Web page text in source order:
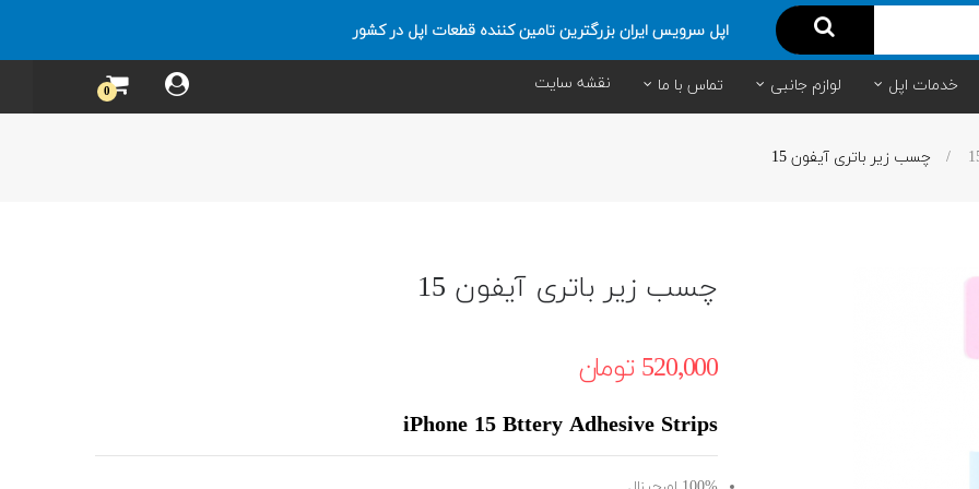
اپل سرویس ایران بزرگترین تامین کننده قطعات اپل در کشور
خدمات اپل لوازم جانبی تماس با ما نقشه سایت 0
چسب زیر باتری آیفون 15
چسب زیر باتری آیفون 15
520٬000 ‎تومان
iPhone 15 Bttery Adhesive Strips